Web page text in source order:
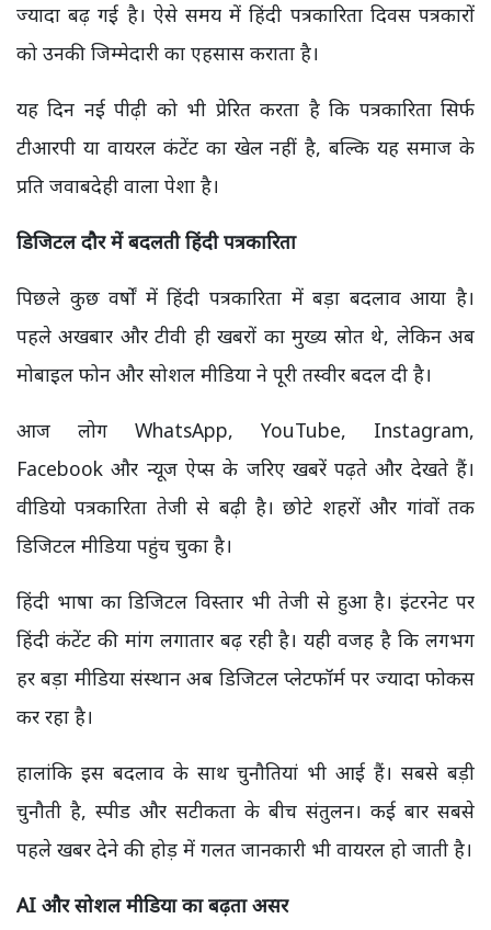
ज्यादा बढ़ गई है। ऐसे समय में हिंदी पत्रकारिता दिवस पत्रकारों
को उनकी जिम्मेदारी का एहसास कराता है।
यह दिन नई पीढ़ी को भी प्रेरित करता है कि पत्रकारिता सिर्फ
टीआरपी या वायरल कंटेंट का खेल नहीं है, बल्कि यह समाज के
प्रति जवाबदेही वाला पेशा है।
डिजिटल दौर में बदलती हिंदी पत्रकारिता
पिछले कुछ वर्षों में हिंदी पत्रकारिता में बड़ा बदलाव आया है।
पहले अखबार और टीवी ही खबरों का मुख्य स्रोत थे, लेकिन अब
मोबाइल फोन और सोशल मीडिया ने पूरी तस्वीर बदल दी है।
आज लोग WhatsApp, YouTube, Instagram,
Facebook और न्यूज ऐप्स के जरिए खबरें पढ़ते और देखते हैं।
वीडियो पत्रकारिता तेजी से बढ़ी है। छोटे शहरों और गांवों तक
डिजिटल मीडिया पहुंच चुका है।
हिंदी भाषा का डिजिटल विस्तार भी तेजी से हुआ है। इंटरनेट पर
हिंदी कंटेंट की मांग लगातार बढ़ रही है। यही वजह है कि लगभग
हर बड़ा मीडिया संस्थान अब डिजिटल प्लेटफॉर्म पर ज्यादा फोकस
कर रहा है।
हालांकि इस बदलाव के साथ चुनौतियां भी आई हैं। सबसे बड़ी
चुनौती है, स्पीड और सटीकता के बीच संतुलन। कई बार सबसे
पहले खबर देने की होड़ में गलत जानकारी भी वायरल हो जाती है।
AI और सोशल मीडिया का बढ़ता असर